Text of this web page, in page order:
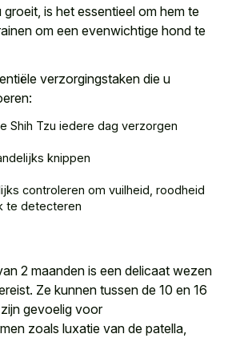
is het essentieel om hem te
om een evenwichtige hond te
verzorgingstaken die u
Shih Tzu iedere dag verzorgen
knippen
controleren om vuilheid, roodheid
te detecteren
2 maanden is een delicaat wezen
. Ze kunnen tussen de 10 en 16
gevoelig voor
zoals luxatie van de patella,